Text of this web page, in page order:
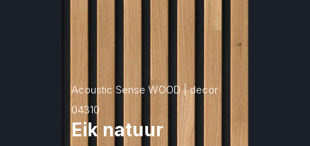
Acoustic Sense WOOD | decor
04310
Eik natuur